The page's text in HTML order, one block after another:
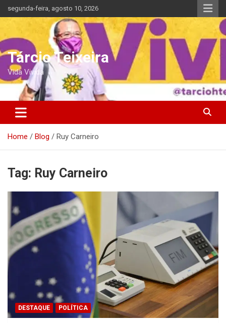
to
segunda-feira, agosto 10, 2026
Tárcio Teixeira
Vida Vivida
Home Blog Ruy Carneiro
Tag: Ruy Carneiro
DESTAQUE POLÍTICA